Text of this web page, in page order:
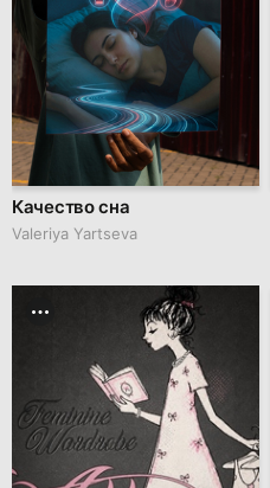
Качество сна
Valeriya Yartseva